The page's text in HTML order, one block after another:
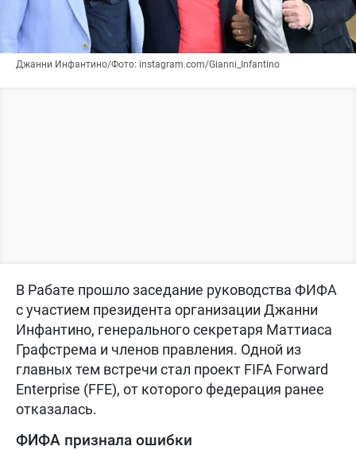
Джанни Инфантино/Фото: instagram.com/Gianni_Infantino
В Рабате прошло заседание руководства ФИФА
с участием президента организации Джанни
Инфантино, генерального секретаря Маттиаса
Графстрема и членов правления. Одной из
главных тем встречи стал проект FIFA Forward
Enterprise (FFE), от которого федерация ранее
отказалась.
ФИФА признала ошибки